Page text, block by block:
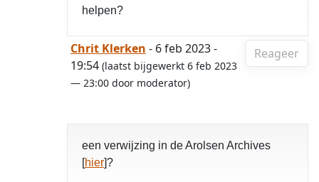
helpen?
Reageer
Chrit Klerken - 6 feb 2023 -
19:54 (laatst bijgewerkt 6 feb 2023
— 23:00 door moderator)
een verwijzing in de Arolsen Archives
[hier]?